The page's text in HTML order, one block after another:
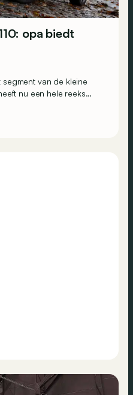
opa biedt
van de kleine
nu een hele reeks
verfijnde Juke naar het